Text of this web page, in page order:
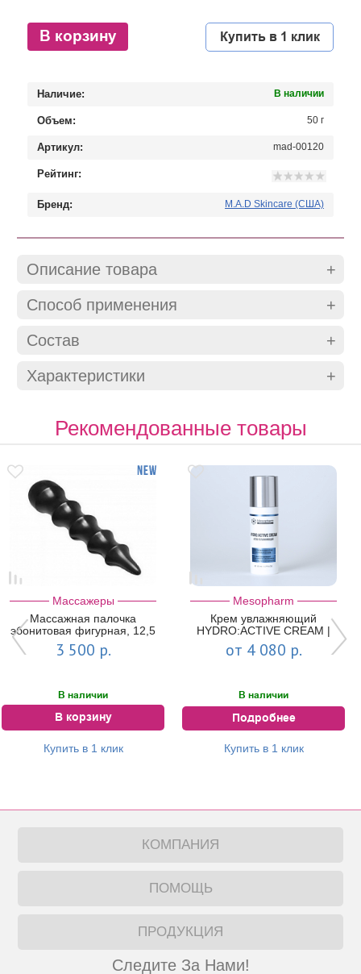
В корзину Купить в 1 клик
Наличие: В наличии
Объем: 50 г
Артикул: mad-00120
Рейтинг:
Бренд: M.A.D Skincare (США)
Описание товара
Способ применения
Состав
Характеристики
Рекомендованные товары
Массажеры
Массажная палочка
эбонитовая фигурная, 12,5
см
3 500 р.
В наличии
В корзину
Купить в 1 клик
Mesopharm
Крем увлажняющий
HYDRO:ACTIVE CREAM |
MESOPHARM
от 4 080 р.
В наличии
Подробнее
Купить в 1 клик
КОМПАНИЯ
ПОМОЩЬ
ПРОДУКЦИЯ
Следите За Нами!